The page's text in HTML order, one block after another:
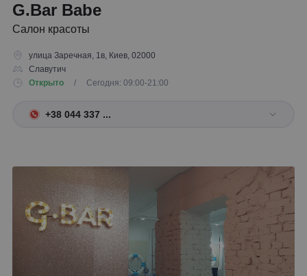
G.Bar Babe
Салон красоты
улица Заречная, 1в, Киев, 02000
Славутич
Открыто
/ Сегодня: 09:00-21:00
+38 044 337 ...